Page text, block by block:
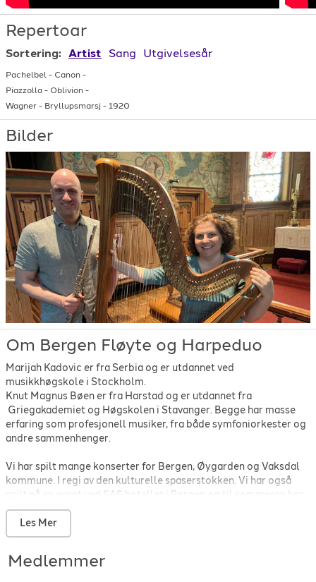
Repertoar
Sortering: Artist Sang Utgivelsesår
Pachelbel - Canon -
Piazzolla - Oblivion -
Wagner - Bryllupsmarsj - 1920
Bilder
Om Bergen Fløyte og Harpeduo
Marijah Kadovic er fra Serbia og er utdannet ved
musikkhøgskole i Stockholm.
Knut Magnus Bøen er fra Harstad og er utdannet fra
Griegakademiet og Høgskolen i Stavanger. Begge har masse
erfaring som profesjonell musiker, fra både symfoniorkester og
andre sammenhenger.
Vi har spilt mange konserter for Bergen, Øygarden og Vaksdal
kommune. I regi av den kulturelle spaserstokken. Vi har også
spilt på en event ved SAS hotellet i Bergen og til sommeren har
vi booket bryllups oppdrag.
Musikken på videoene er bare noe av det vi kan spille. Er det
Les Mer
Medlemmer